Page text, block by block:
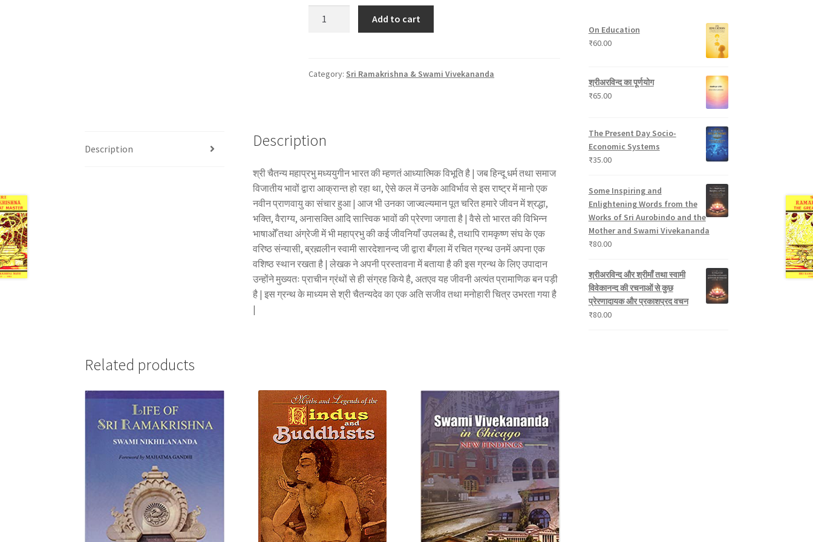
Add to cart
Category: Sri Ramakrishna & Swami Vivekananda
Description Description
श्री चैतन्य महाप्रभु मध्ययुगीन भारत की म्हणतं आध्यात्मिक विभूति है | जब हिन्दू धर्म तथा समाज
विजातीय भावों द्वारा आक्रान्त हो रहा था, ऐसे कल में उनके आविर्भाव से इस राष्ट्र में मानो एक
नवीन प्राणवायु का संचार हुआ | आज भी उनका जाज्वल्यमान पूत चरित हमारे जीवन में श्रद्धा,
भक्ति, वैराग्य, अनासक्ति आदि सात्त्विक भावों की प्रेरणा जगाता है | वैसे तो भारत की विभिन्न
भाषाओँ तथा अंग्रेजी में भी महाप्रभु की कई जीवनियाँ उपलब्ध है, तथापि रामकृष्ण संघ के एक
वरिष्ठ संन्यासी, ब्रह्मलीन स्वामी सारदेशानन्द जी द्वारा बँगला में रचित ग्रन्थ उनमें अपना एक
वशिष्ठ स्थान रखता है | लेखक ने अपनी प्रस्तावना में बताया है की इस ग्रन्थ के लिए उपादान
उन्होंने मुख्यतः प्राचीन ग्रंथों से ही संग्रह किये है, अतएव यह जीवनी अत्यंत प्रामाणिक बन पड़ी
है | इस ग्रन्थ के माध्यम से श्री चैतन्यदेव का एक अति सजीव तथा मनोहारी चित्र उभरता गया है
|
Related products
t
s
t
On Education
₹60.00
श्रीअरविन्द का पूर्णयोग
₹65.00
The Present Day Socio-
Economic Systems
₹35.00
Some Inspiring and
Enlightening Words from the
Works of Sri Aurobindo and the
Mother and Swami Vivekananda
₹80.00
श्रीअरविन्द और श्रीमाँ तथा स्वामी
विवेकानन्द की रचनाओं से कुछ
प्रेरणादायक और प्रकाशप्रद वचन
₹80.00